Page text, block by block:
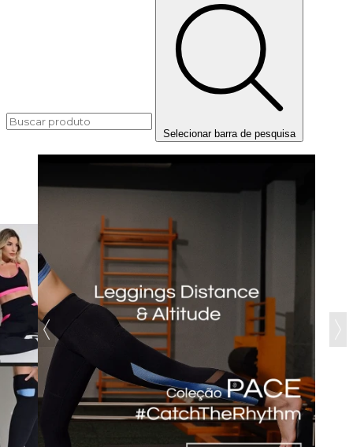
Selecionar barra de pesquisa